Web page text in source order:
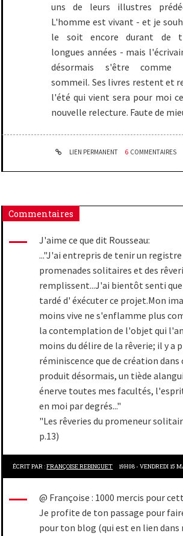
uns de leurs illustres
L'homme est vivant - et je
le soit encore durant de
longues années - mais
désormais s'être
sommeil. Ses livres restent et
l'été qui vient sera pour moi
nouvelle relecture. Faute de
LIEN PERMANENT 6 COMMENTAIRES
Commentaires
J'aime ce que dit Rousseau:
..."J'ai entrepris de tenir un
promenades solitaires et des
remplissent...J'ai bientôt senti
tardé d' éxécuter ce projet.Mon
moins vive ne s'enflamme plus
la contemplation de l'objet qui
moins du délire de la rêverie; il y a
réminiscence que de création dans
produit désormais, un tiède
énerve toutes mes facultés,
en moi par degrés..."
"Les rêveries du promeneur
p.13)
ÉCRIT PAR :FRANÇOISE REBINGUET 19H08-VENDREDI 15
@ Françoise : 1000 mercis pour
Je profite de ton passage pour
pour ton blog (qui est en lien dans